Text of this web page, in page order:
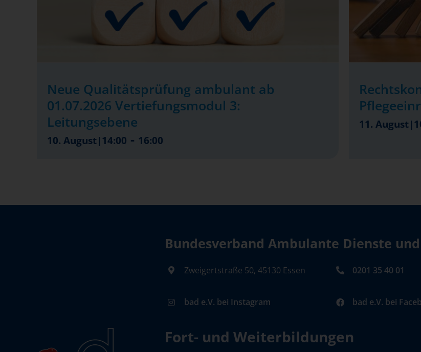
Neue Qualitätsprüfung ambulant ab
01.07.2026 Vertiefungsmodul 3:
Leitungsebene
10. August|14:00 - 16:00
11.
Bundesverband Ambulante Dienste
Zweigertstraße 50, 45130 Essen 0201 35 40 01
bad e.V. bei Instagram bad e.V. bei
Fort- und Weiterbildungen